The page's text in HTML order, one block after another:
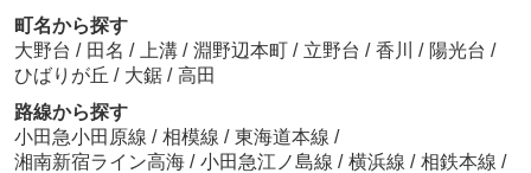
町名から探す
大野台 / 田名 / 上溝 / 淵野辺本町 / 立野台 / 香川 / 陽光台 /
ひばりが丘 / 大鋸 / 高田
路線から探す
小田急小田原線 / 相模線 / 東海道本線 /
湘南新宿ライン高海 / 小田急江ノ島線 / 横浜線 / 相鉄本線 /